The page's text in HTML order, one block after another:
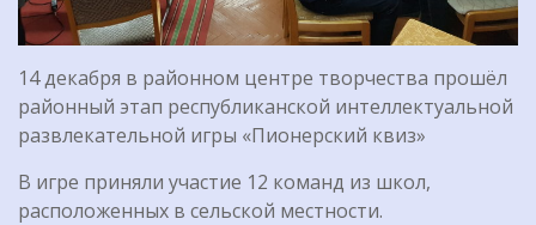
14 декабря в районном центре творчества прошёл
районный этап республиканской интеллектуальной
развлекательной игры «Пионерский квиз»
В игре приняли участие 12 команд из школ,
расположенных в сельской местности.